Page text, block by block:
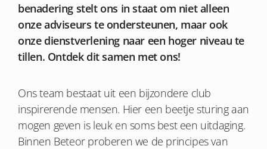
benadering stelt ons in staat om niet alleen
onze adviseurs te ondersteunen, maar ook
onze dienstverlening naar een hoger niveau te
tillen. Ontdek dit samen met ons!
Ons team bestaat uit een bijzondere club
inspirerende mensen. Hier een beetje sturing aan
mogen geven is leuk en soms best een uitdaging.
Binnen Beteor proberen we de principes van